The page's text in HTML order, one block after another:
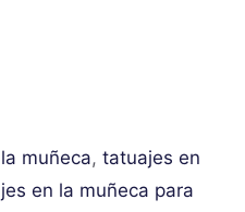
muñeca,tatuajes en
en la muñeca para